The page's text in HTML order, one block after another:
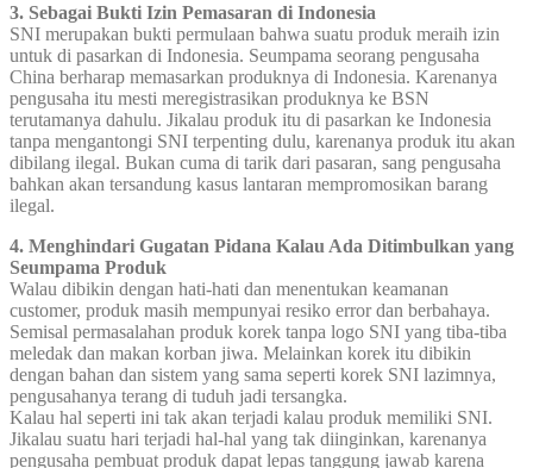
3. Sebagai Bukti Izin Pemasaran di Indonesia
SNI merupakan bukti permulaan bahwa suatu produk meraih izin
untuk di pasarkan di Indonesia. Seumpama seorang pengusaha
China berharap memasarkan produknya di Indonesia. Karenanya
pengusaha itu mesti meregistrasikan produknya ke BSN
terutamanya dahulu. Jikalau produk itu di pasarkan ke Indonesia
tanpa mengantongi SNI terpenting dulu, karenanya produk itu akan
dibilang ilegal. Bukan cuma di tarik dari pasaran, sang pengusaha
bahkan akan tersandung kasus lantaran mempromosikan barang
ilegal.
4. Menghindari Gugatan Pidana Kalau Ada Ditimbulkan yang
Seumpama Produk
Walau dibikin dengan hati-hati dan menentukan keamanan
customer, produk masih mempunyai resiko error dan berbahaya.
Semisal permasalahan produk korek tanpa logo SNI yang tiba-tiba
meledak dan makan korban jiwa. Melainkan korek itu dibikin
dengan bahan dan sistem yang sama seperti korek SNI lazimnya,
pengusahanya terang di tuduh jadi tersangka.
Kalau hal seperti ini tak akan terjadi kalau produk memiliki SNI.
Jikalau suatu hari terjadi hal-hal yang tak diinginkan, karenanya
pengusaha pembuat produk dapat lepas tanggung jawab karena